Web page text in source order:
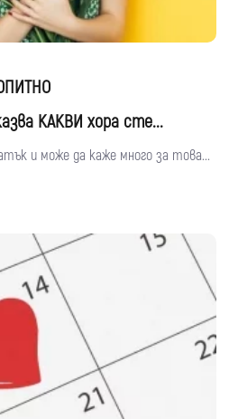
КАКВИ хора сте...
и може да каже много за това...